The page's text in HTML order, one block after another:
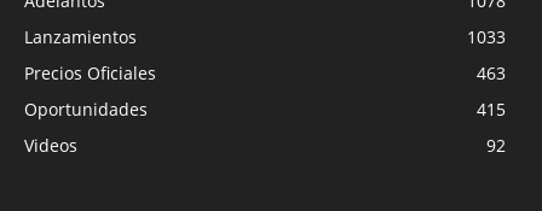
Lanzamientos
1033
Precios Oficiales
463
Oportunidades
415
Videos
92